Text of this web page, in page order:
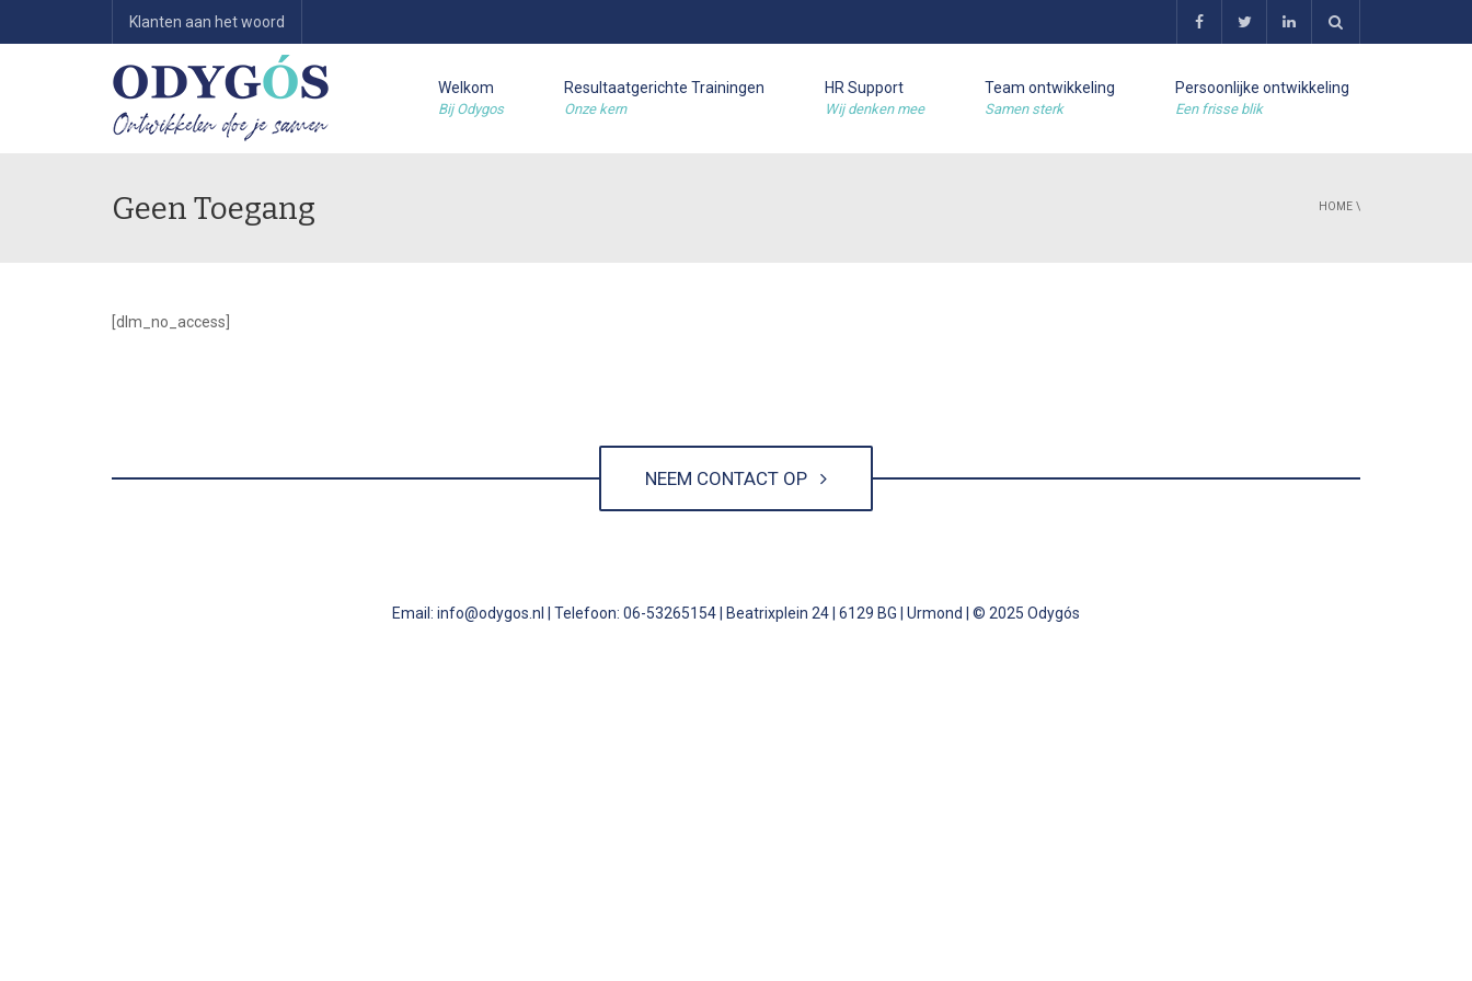
Klanten aan het woord
Welkom
Bij Odygos
Resultaatgerichte Trainingen
Onze kern
HR Support
Wij denken mee
Team ontwikkeling
Samen sterk
Persoonlijke ontwikkeling
Een frisse blik
Geen Toegang HOME \
[dlm_no_access]
NEEM CONTACT OP
Email: info@odygos.nl | Telefoon: 06-53265154 | Beatrixplein 24 | 6129 BG | Urmond | © 2025 Odygós